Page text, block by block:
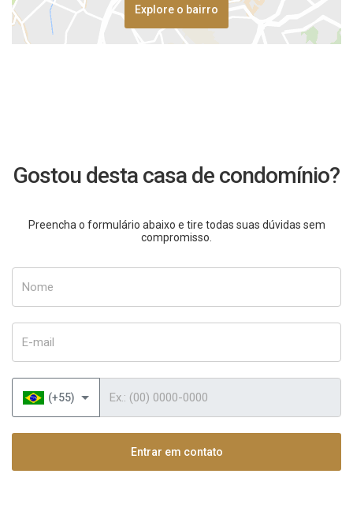
Explore o bairro
Gostou desta casa de condomínio?
Preencha o formulário abaixo e tire todas suas dúvidas sem
compromisso.
(+55)
Entrar em contato